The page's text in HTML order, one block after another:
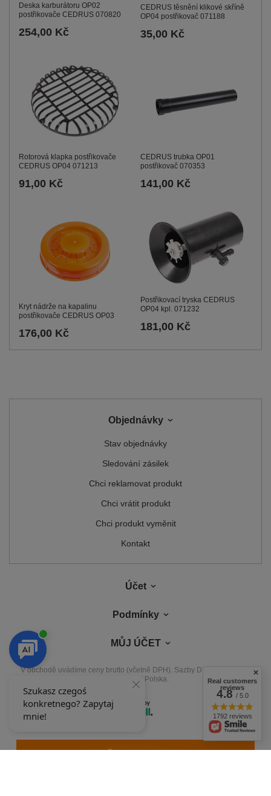
Deska karburátoru OP02
postřikovače CEDRUS 070820
254,00 Kč
CEDRUS těsnění klikové skříně
OP04 postřikovač 071188
35,00 Kč
Rotorová klapka postřikovače
CEDRUS OP04 071213
91,00 Kč
CEDRUS trubka OP01
postřikovač 070353
141,00 Kč
Kryt nádrže na kapalinu
postřikovače CEDRUS OP03
176,00 Kč
Postřikovací tryska CEDRUS
OP04 kpl. 071232
181,00 Kč
Objednávky
Stav objednávky
Sledování zásilek
Chci reklamovat produkt
Chci vrátit produkt
Chci produkt vyměnit
Kontakt
Účet
Podmínky
MŮJ ÚČET
V obchodě uvádíme ceny brutto (včetně DPH). Sazby DPH pro domácí
spotřebitele:
Polska.
Real customers
reviews
4.8/ 5.0
1792 reviews